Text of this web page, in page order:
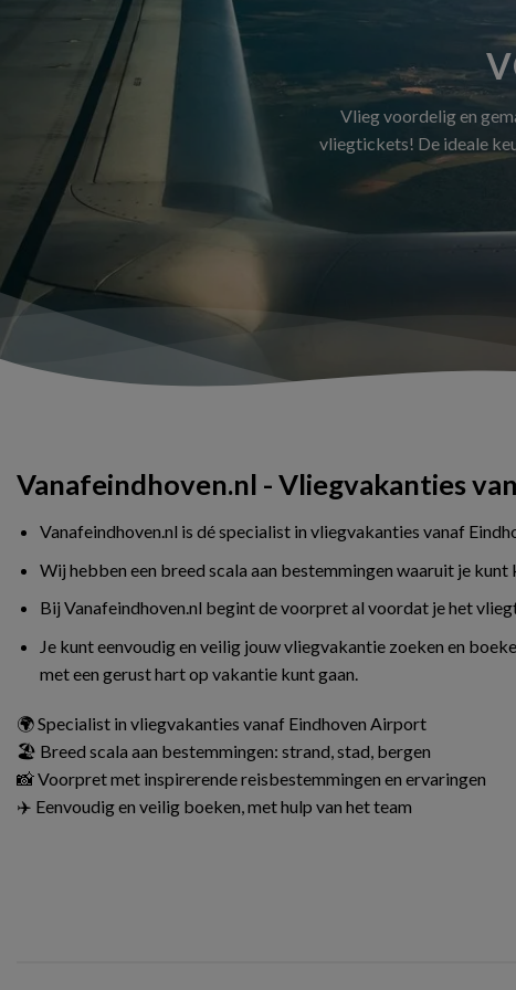
Vlieg voordelig en
vliegtickets! De ideale
Vanafeindhoven.nl - Vliegvakanties
Vanafeindhoven.nl is dé specialist in vliegvakanties vanaf
Wij hebben een breed scala aan bestemmingen waaruit je
Bij Vanafeindhoven.nl begint de voorpret al voordat je het
Je kunt eenvoudig en veilig jouw vliegvakantie zoeken en
met een gerust hart op vakantie kunt gaan.
🌍 Specialist in vliegvakanties vanaf Eindhoven Airport
🏖️ Breed scala aan bestemmingen: strand, stad, bergen
📸 Voorpret met inspirerende reisbestemmingen en ervaringen
✈️ Eenvoudig en veilig boeken, met hulp van het team